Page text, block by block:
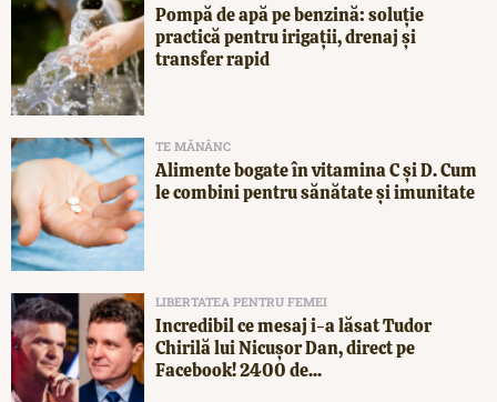
Pompă de apă pe benzină: soluție
practică pentru irigații, drenaj și
transfer rapid
TE MĂNÂNC
Alimente bogate în vitamina C și D. Cum
le combini pentru sănătate și imunitate
LIBERTATEA PENTRU FEMEI
Incredibil ce mesaj i-a lăsat Tudor
Chirilă lui Nicușor Dan, direct pe
Facebook! 2400 de...